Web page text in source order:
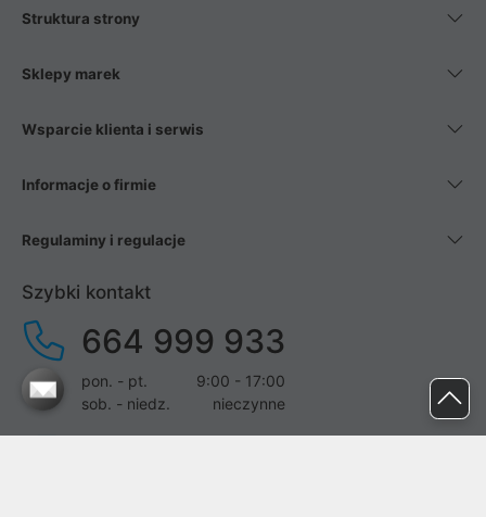
Struktura strony
Sklepy marek
Wsparcie klienta i serwis
Informacje o firmie
Regulaminy i regulacje
Szybki kontakt
664 999 933
pon. - pt.
9:00 - 17:00
sob. - niedz.
nieczynne